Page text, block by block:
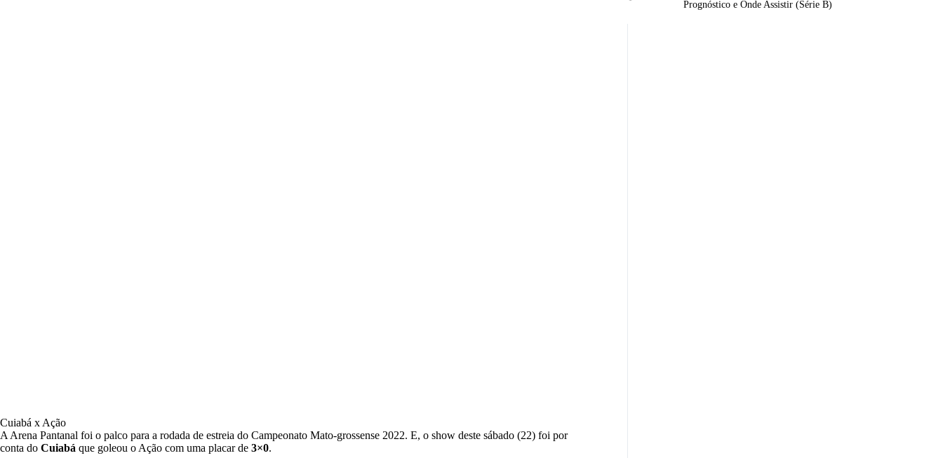
Cuiabá x Ação
A Arena Pantanal foi o palco para a rodada de estreia do Campeonato Mato-grossense 2022. E, o show deste sábado (22) foi por
conta do Cuiabá que goleou o Ação com uma placar de 3×0.
Prognóstico e Onde Assistir (Série B)